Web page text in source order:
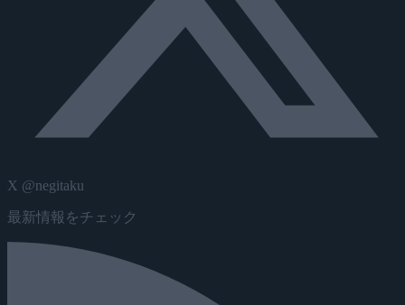
X @negitaku
最新情報をチェック